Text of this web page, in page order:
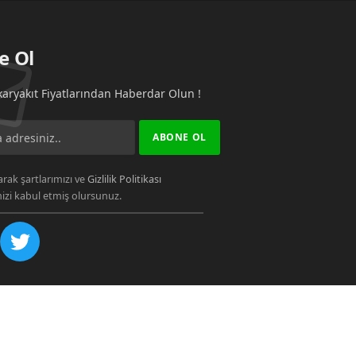
Ol
Fiyatlarından Haberdar Olun !
şartlarımızı veGizlilik Politikası
kabul etmiş olursunuz.